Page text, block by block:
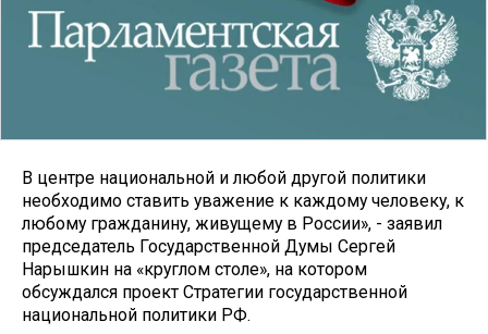
В центре национальной и любой другой политики
необходимо ставить уважение к каждому человеку, к
любому гражданину, живущему в России», - заявил
председатель Государственной Думы Сергей
Нарышкин на «круглом столе», на котором
обсуждался проект Стратегии государственной
национальной политики РФ.